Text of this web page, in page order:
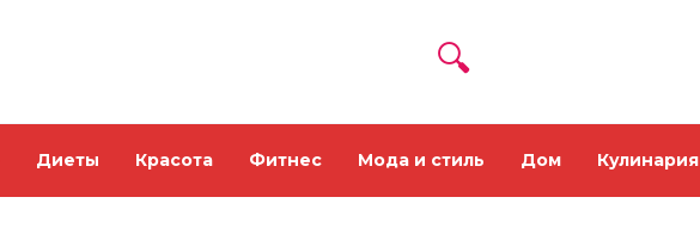
Диеты Красота Фитнес Мода и стиль Дом Кулинария